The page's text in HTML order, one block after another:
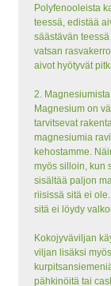
Polyfenooleista
teessä, edistää
säästävän
vatsan
aivot hyötyvät
2.
Magnesium on
tarvitsevat
magnesiumia
kehostamme.
myös silloin, kun
sisältää paljon
riisissä sitä ei
sitä ei löydy
Kokojyväviljan
viljan lisäksi
pähkinöitä tai